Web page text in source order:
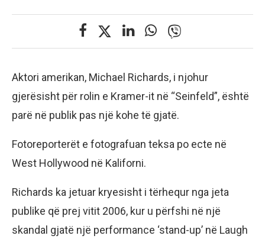
Aktori amerikan, Michael Richards, i njohur
gjerësisht për rolin e Kramer-it në “Seinfeld”, është
parë në publik pas një kohe të gjatë.
Fotoreporterët e fotografuan teksa po ecte në
West Hollywood në Kaliforni.
Richards ka jetuar kryesisht i tërhequr nga jeta
publike që prej vitit 2006, kur u përfshi në një
skandal gjatë një performance ‘stand-up’ në Laugh